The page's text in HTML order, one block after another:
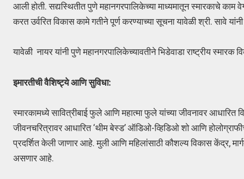
आली होती. सद्यस्थितीत पुणे महानगरपालिकेच्या माध्यमातून स्मारकाचे
करत उर्वरित विकास कामे गतीने पूर्ण करण्याच्या सूचना यावेळी श्री. सावे यांनी
यावेळी नायर यांनी पुणे महानगरपालिकेच्यावतीने भिडेवाडा राष्ट्रीय स्मारक
इमारतीची वैशिष्ट्ये आणि सुविधा:
स्मारकामध्ये सावित्रीबाई फुले आणि महात्मा फुले यांच्या जीवनावर
जीवनचरित्रावर आधारित ‘थीम बेस्ड’ ऑडिओ-व्हिडिओ शो आणि
प्रदर्शित केली जाणार आहे. मुली आणि महिलांसाठी कौशल्य विकास केंद्र,
असणार आहे.